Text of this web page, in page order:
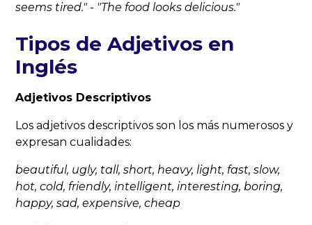
seems tired."- "The foodlooks delicious."
Tipos de Adjetivos en
Inglés
Adjetivos Descriptivos
Los adjetivos descriptivos son los más numerosos y
expresan cualidades:
beautiful, ugly, tall, short, heavy, light, fast, slow,
hot, cold, friendly, intelligent, interesting, boring,
happy, sad, expensive, cheap